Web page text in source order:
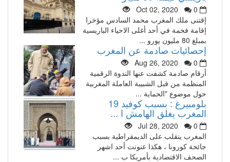
Oct 02, 2020
0
إقتنى ملك المغرب محمد السادس مؤخرا
إقامة فخمة في أحد أغلى الاحياء الباريسية
بمبلغ 80 مليون يورو ...
إحصائيات صادمة عن المغرب
Aug 26, 2020
0
أرقام صادمة كشفت عنها الندوة الرقمية
المنظمة من قبل الشبيبة العاملة المغربية
حول موضوع "الحماية ...
بلومبيرغ : بسبب كوفيد 19
المغرب يغلق الهامش ا ...
Jul 28, 2020
0
المغرب ينقلب على الديمقراطية بسبب
جائحة كورونا ، هكذا عنونت أحد اشهر
الصحف الاقتصادية بأمريكا ب ...